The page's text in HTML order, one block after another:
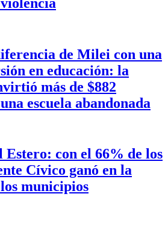
de Milei con una
en educación: la
más de $882
escuela abandonada
Estero: con el 66% de los
Cívico ganó en la
municipios